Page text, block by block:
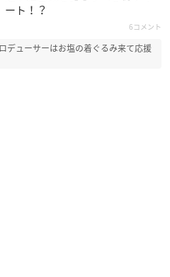
ート！？
6コメント
デューサーはお塩の着ぐるみ来て応援